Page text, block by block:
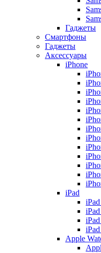
Гаджеты
Смартфоны
Гаджеты
Аксессуары
iPhone
iPad
Apple